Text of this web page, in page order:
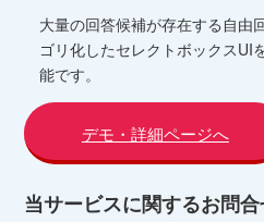
⼤量の回答候補が存在する⾃由
ゴリ化したセレクトボックスUI
能です。
デモ・詳細ページへ
当サービスに関するお問